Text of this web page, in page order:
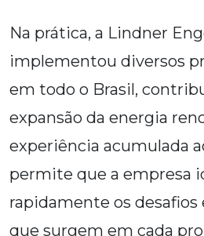
Na prática, a Lindner
implementou diversos
em todo o Brasil,
expansão da energia
experiência acumulada
permite que a empresa
rapidamente os
que surgem em cada